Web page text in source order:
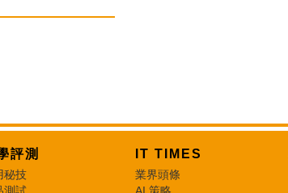
評測
秘技
IT TIMES
業界頭條